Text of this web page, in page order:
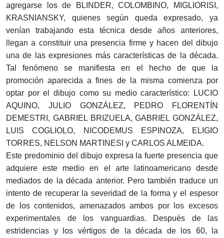
agregarse los de BLINDER, COLOMBINO, MIGLIORISI,
KRASNIANSKY, quienes según queda expresado, ya
venían trabajando esta técnica desde años anteriores,
llegan a constituir una presencia firme y hacen del dibujo
una de las expresiones más características de la década.
Tal fenómeno se manifiesta en el hecho de que la
promoción aparecida a fines de la misma comienza por
optar por el dibujo como su medio característico: LUCIO
AQUINO, JULIO GONZÁLEZ, PEDRO FLORENTÍN
DEMESTRI, GABRIEL BRIZUELA, GABRIEL GONZÁLEZ,
LUIS COGLIOLO, NICODEMUS ESPINOZA, ELIGIO
TORRES, NELSON MARTINESI y CARLOS ALMEIDA.
Este predominio del dibujo expresa la fuerte presencia que
adquiere este medio en el arte latinoamericano desde
mediados de la década anterior. Pero también traduce un
intento de recuperar la severidad de la forma y el espesor
de los contenidos, amenazados ambos por los excesos
experimentales de los vanguardias. Después de las
estridencias y los vértigos de la década de los 60, la